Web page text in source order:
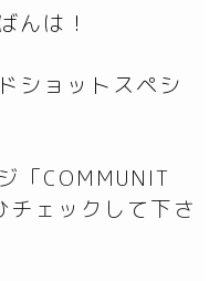
んは！
ショットスペシ
「COMMUNIT
ェックして下さ